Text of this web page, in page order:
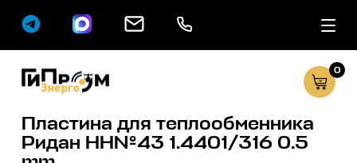
Сервисные
0
Пластина для теплообменника
Ридан НН№43 1.4401/316 0.5